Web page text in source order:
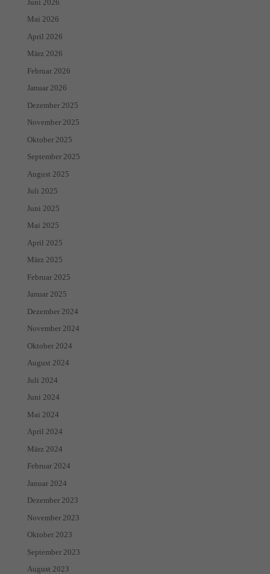
Juni 2026
Mai 2026
April 2026
März 2026
Februar 2026
Januar 2026
Dezember 2025
November 2025
Oktober 2025
September 2025
August 2025
Juli 2025
Juni 2025
Mai 2025
April 2025
März 2025
Februar 2025
Januar 2025
Dezember 2024
November 2024
Oktober 2024
August 2024
Juli 2024
Juni 2024
Mai 2024
April 2024
März 2024
Februar 2024
Januar 2024
Dezember 2023
November 2023
Oktober 2023
September 2023
August 2023